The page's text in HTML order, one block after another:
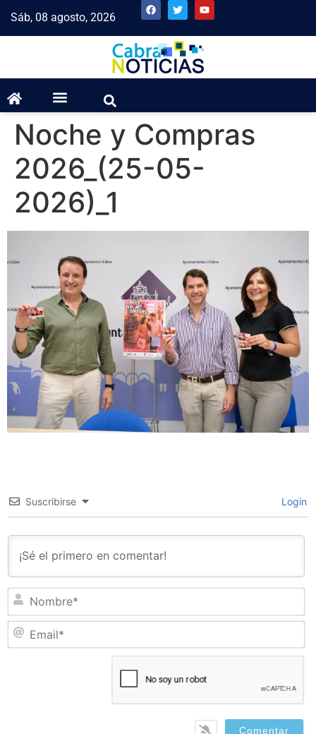
Sáb, 08 agosto, 2026
Noche y Compras
2026_(25-05-
2026)_1
Suscribirse Login